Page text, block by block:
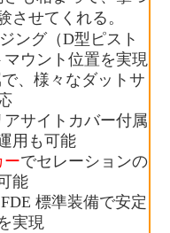
させてくれる。
ング（D型ピスト
ウント位置を実現
、様々なダットサ
アサイトカバー付属
用も可能
ーでセレーションの
能
標準装備で安定
実現